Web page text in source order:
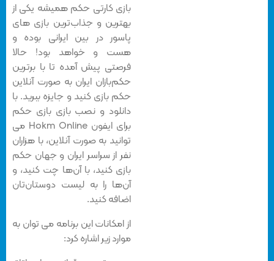
بازی کارتی حکم همیشه یکی از
بهترین و جذاب‌ترین بازی های
پاسور در بین ایرانی بوده و
هست و خواهد بود! حالا
فرصتی پیش آمده تا با برترین
حکم‌بازان ایران به صورت آنلاین
حکم بازی کنید و جایزه ببرید. با
دانلود و نصب بازیبازی حکم
برای ایفون
Hokm Online می
توانید به صورت آنلاین، با هزاران
نفر از سراسر ایران و جهان حکم
بازی کنید، با آن‌ها چت کنید، و
آن‌ها را به لیست دوستان‌تان
اضافه کنید.
از امکانات این برنامه می توان به
موارد زیر اشاره کرد: